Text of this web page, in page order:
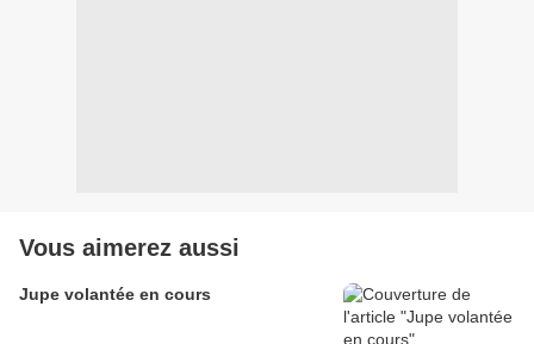
Vous aimerez aussi
Jupe volantée en cours